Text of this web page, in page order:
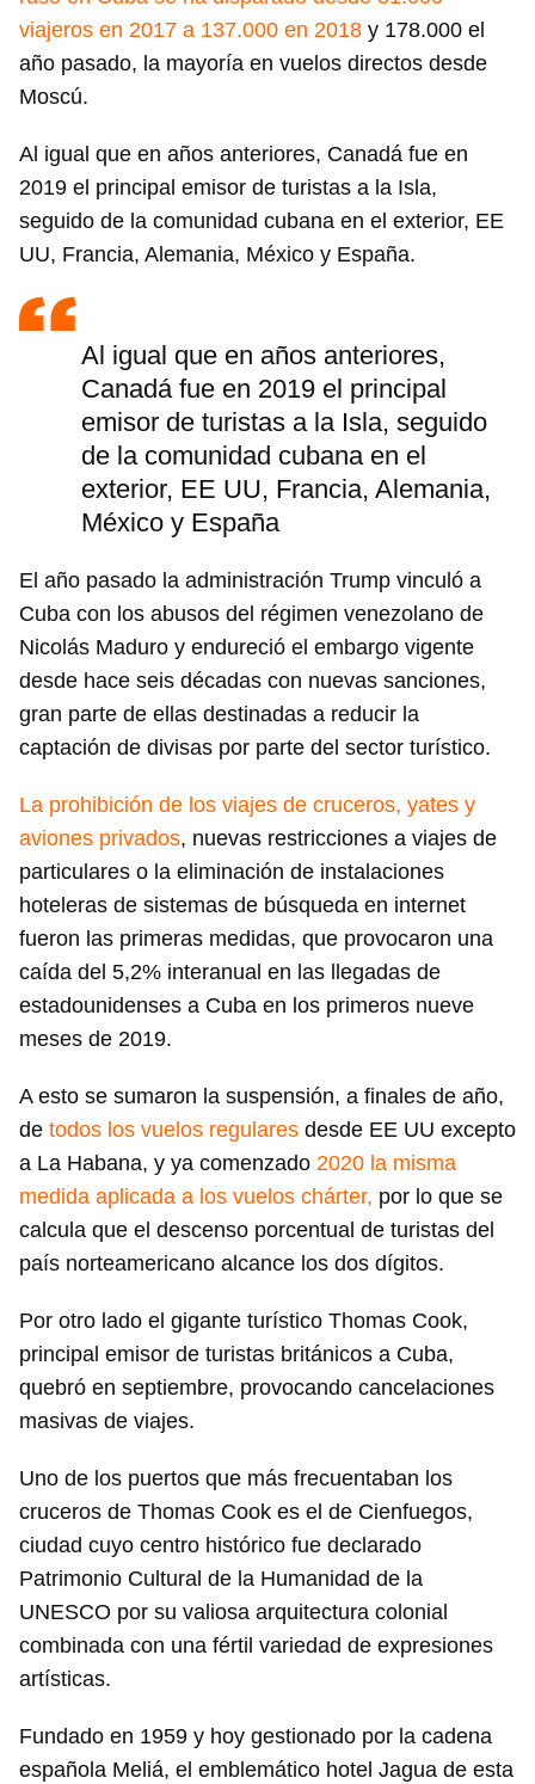
viajeros en 2017 a 137.000 en 2018 y 178.000 el
año pasado, la mayoría en vuelos directos desde
Moscú.
Al igual que en años anteriores, Canadá fue en
2019 el principal emisor de turistas a la Isla,
seguido de la comunidad cubana en el exterior, EE
UU, Francia, Alemania, México y España.
Al igual que en años anteriores,
Canadá fue en 2019 el principal
emisor de turistas a la Isla, seguido
de la comunidad cubana en el
exterior, EE UU, Francia, Alemania,
México y España
El año pasado la administración Trump vinculó a
Cuba con los abusos del régimen venezolano de
Nicolás Maduro y endureció el embargo vigente
desde hace seis décadas con nuevas sanciones,
gran parte de ellas destinadas a reducir la
captación de divisas por parte del sector turístico.
La prohibición de los viajes de cruceros, yates y
aviones privados, nuevas restricciones a viajes de
particulares o la eliminación de instalaciones
hoteleras de sistemas de búsqueda en internet
fueron las primeras medidas, que provocaron una
caída del 5,2% interanual en las llegadas de
estadounidenses a Cuba en los primeros nueve
meses de 2019.
A esto se sumaron la suspensión, a finales de año,
de todos los vuelos regulares desde EE UU excepto
a La Habana, y ya comenzado 2020 la misma
medida aplicada a los vuelos chárter, por lo que se
calcula que el descenso porcentual de turistas del
país norteamericano alcance los dos dígitos.
Por otro lado el gigante turístico Thomas Cook,
principal emisor de turistas británicos a Cuba,
quebró en septiembre, provocando cancelaciones
masivas de viajes.
Uno de los puertos que más frecuentaban los
cruceros de Thomas Cook es el de Cienfuegos,
ciudad cuyo centro histórico fue declarado
Patrimonio Cultural de la Humanidad de la
UNESCO por su valiosa arquitectura colonial
combinada con una fértil variedad de expresiones
artísticas.
Fundado en 1959 y hoy gestionado por la cadena
española Meliá, el emblemático hotel Jagua de esta